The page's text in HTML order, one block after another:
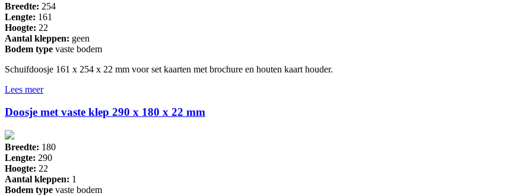
Breedte: 254
Lengte: 161
Hoogte: 22
Aantal kleppen: geen
Bodem type vaste bodem
Schuifdoosje 161 x 254 x 22 mm voor set kaarten met brochure en houten kaart houder.
Lees meer
Doosje met vaste klep 290 x 180 x 22 mm
Breedte: 180
Lengte: 290
Hoogte: 22
Aantal kleppen: 1
Bodem type vaste bodem